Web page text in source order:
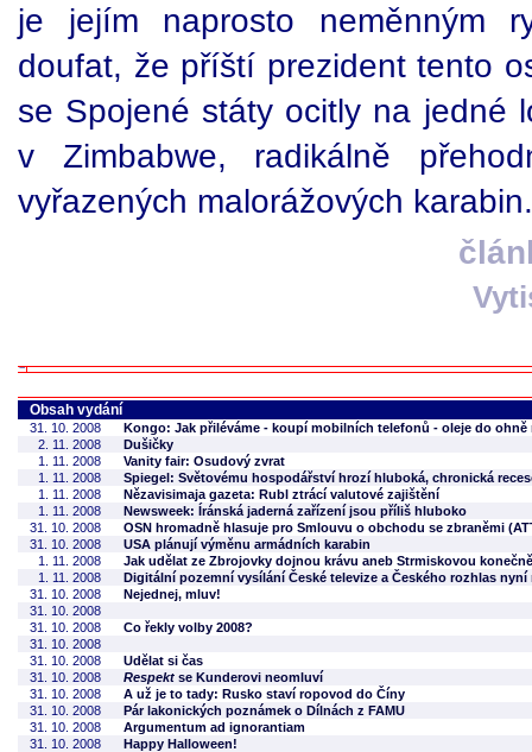
je jejím naprosto neměnným
doufat, že příští prezident tento
se Spojené státy ocitly na jedné
v Zimbabwe, radikálně
vyřazených malorážových karabin.
Obsah vydání
31. 10. 2008
Kongo: Jak přiléváme - koupí mobilních telefonů - oleje do ohně
2. 11. 2008
Dušičky
1. 11. 2008
Vanity fair: Osudový zvrat
1. 11. 2008
Spiegel: Světovému hospodářství hrozí hluboká, chronická
1. 11. 2008
Nězavisimaja gazeta: Rubl ztrácí valutové zajištění
1. 11. 2008
Newsweek: Íránská jaderná zařízení jsou příliš hluboko
31. 10. 2008
OSN hromadně hlasuje pro Smlouvu o obchodu se zbraněmi
31. 10. 2008
USA plánují výměnu armádních karabin
1. 11. 2008
Jak udělat ze Zbrojovky dojnou krávu aneb Strmiskovou
1. 11. 2008
Digitální pozemní vysílání České televize a Českého rozhlas
31. 10. 2008
Nejednej, mluv!
31. 10. 2008
31. 10. 2008
Co řekly volby 2008?
31. 10. 2008
31. 10. 2008
Udělat si čas
31. 10. 2008
Respekt se Kunderovi neomluví
31. 10. 2008
A už je to tady: Rusko staví ropovod do Číny
31. 10. 2008
Pár lakonických poznámek o Dílnách z FAMU
31. 10. 2008
Argumentum ad ignorantiam
31. 10. 2008
Happy Halloween!